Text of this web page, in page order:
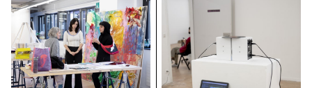
quotidien, la subversion des
processus artisanaux et les
gestes reproductifs. Réalisée
par des étudiant·e·s de la
première à la troisième année,
la sélection des œuvres
présentées reflète l'approche